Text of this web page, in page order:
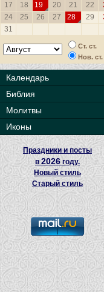
17
18 19 20 21 22
24
25 26 27 28 29
31
Ст. ст.
Нов. ст.
Календарь
Библия
Молитвы
Иконы
Праздники и посты
в2026 году.
Новый стиль
Старый стиль